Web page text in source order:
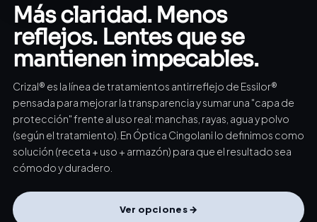
Más claridad. Menos
reflejos. Lentes que se
mantienen impecables.
Crizal® es la línea de tratamientos antirreflejo de Essilor®
pensada para mejorar la transparencia y sumar una "capa de
protección" frente al uso real: manchas, rayas, agua y polvo
(según el tratamiento). En Óptica Cingolani lo definimos como
solución (receta + uso + armazón) para que el resultado sea
cómodo y duradero.
Ver opciones →